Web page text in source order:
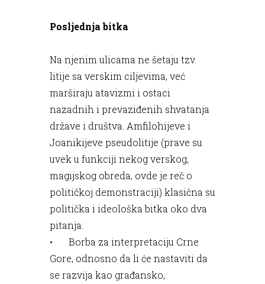
Posljednja bitka
Na njenim ulicama ne šetaju tzv.
litije sa verskim ciljevima, već
marširaju atavizmi i ostaci
nazadnih i prevaziđenih shvatanja
države i društva. Amfilohijeve i
Joanikijeve pseudolitije (prave su
uvek u funkciji nekog verskog,
magijskog obreda, ovde je reč o
političkoj demonstraciji) klasična su
politička i ideološka bitka oko dva
pitanja:
•
Borba za interpretaciju Crne
Gore, odnosno da li će nastaviti da
se razvija kao građansko,